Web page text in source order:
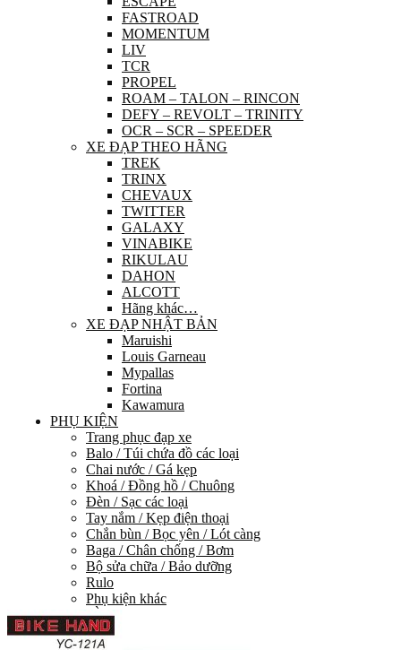
FASTROAD
MOMENTUM
LIV
TCR
PROPEL
ROAM – TALON – RINCON
DEFY – REVOLT – TRINITY
OCR – SCR – SPEEDER
XE ĐẠP THEO HÃNG
TREK
TRINX
CHEVAUX
TWITTER
GALAXY
VINABIKE
RIKULAU
DAHON
ALCOTT
Hãng khác…
XE ĐẠP NHẬT BẢN
Maruishi
Louis Garneau
Mypallas
Fortina
Kawamura
PHỤ KIỆN
Trang phục đạp xe
Balo / Túi chứa đồ các loại
Chai nước / Gá kẹp
Khoá / Đồng hồ / Chuông
Đèn / Sạc các loại
Tay nắm / Kẹp điện thoại
Chắn bùn / Bọc yên / Lót càng
Baga / Chân chống / Bơm
Bộ sửa chữa / Bảo dưỡng
Rulo
Phụ kiện khác
PHỤ TÙNG
HỆ THỐNG TRUYỀN LỰC